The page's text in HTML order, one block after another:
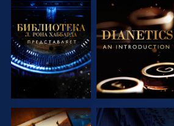
СМОТРЕТЬ
ПЕРЕДАЧИ
СМОТРЕТЬ
ПЕРЕДАЧИ